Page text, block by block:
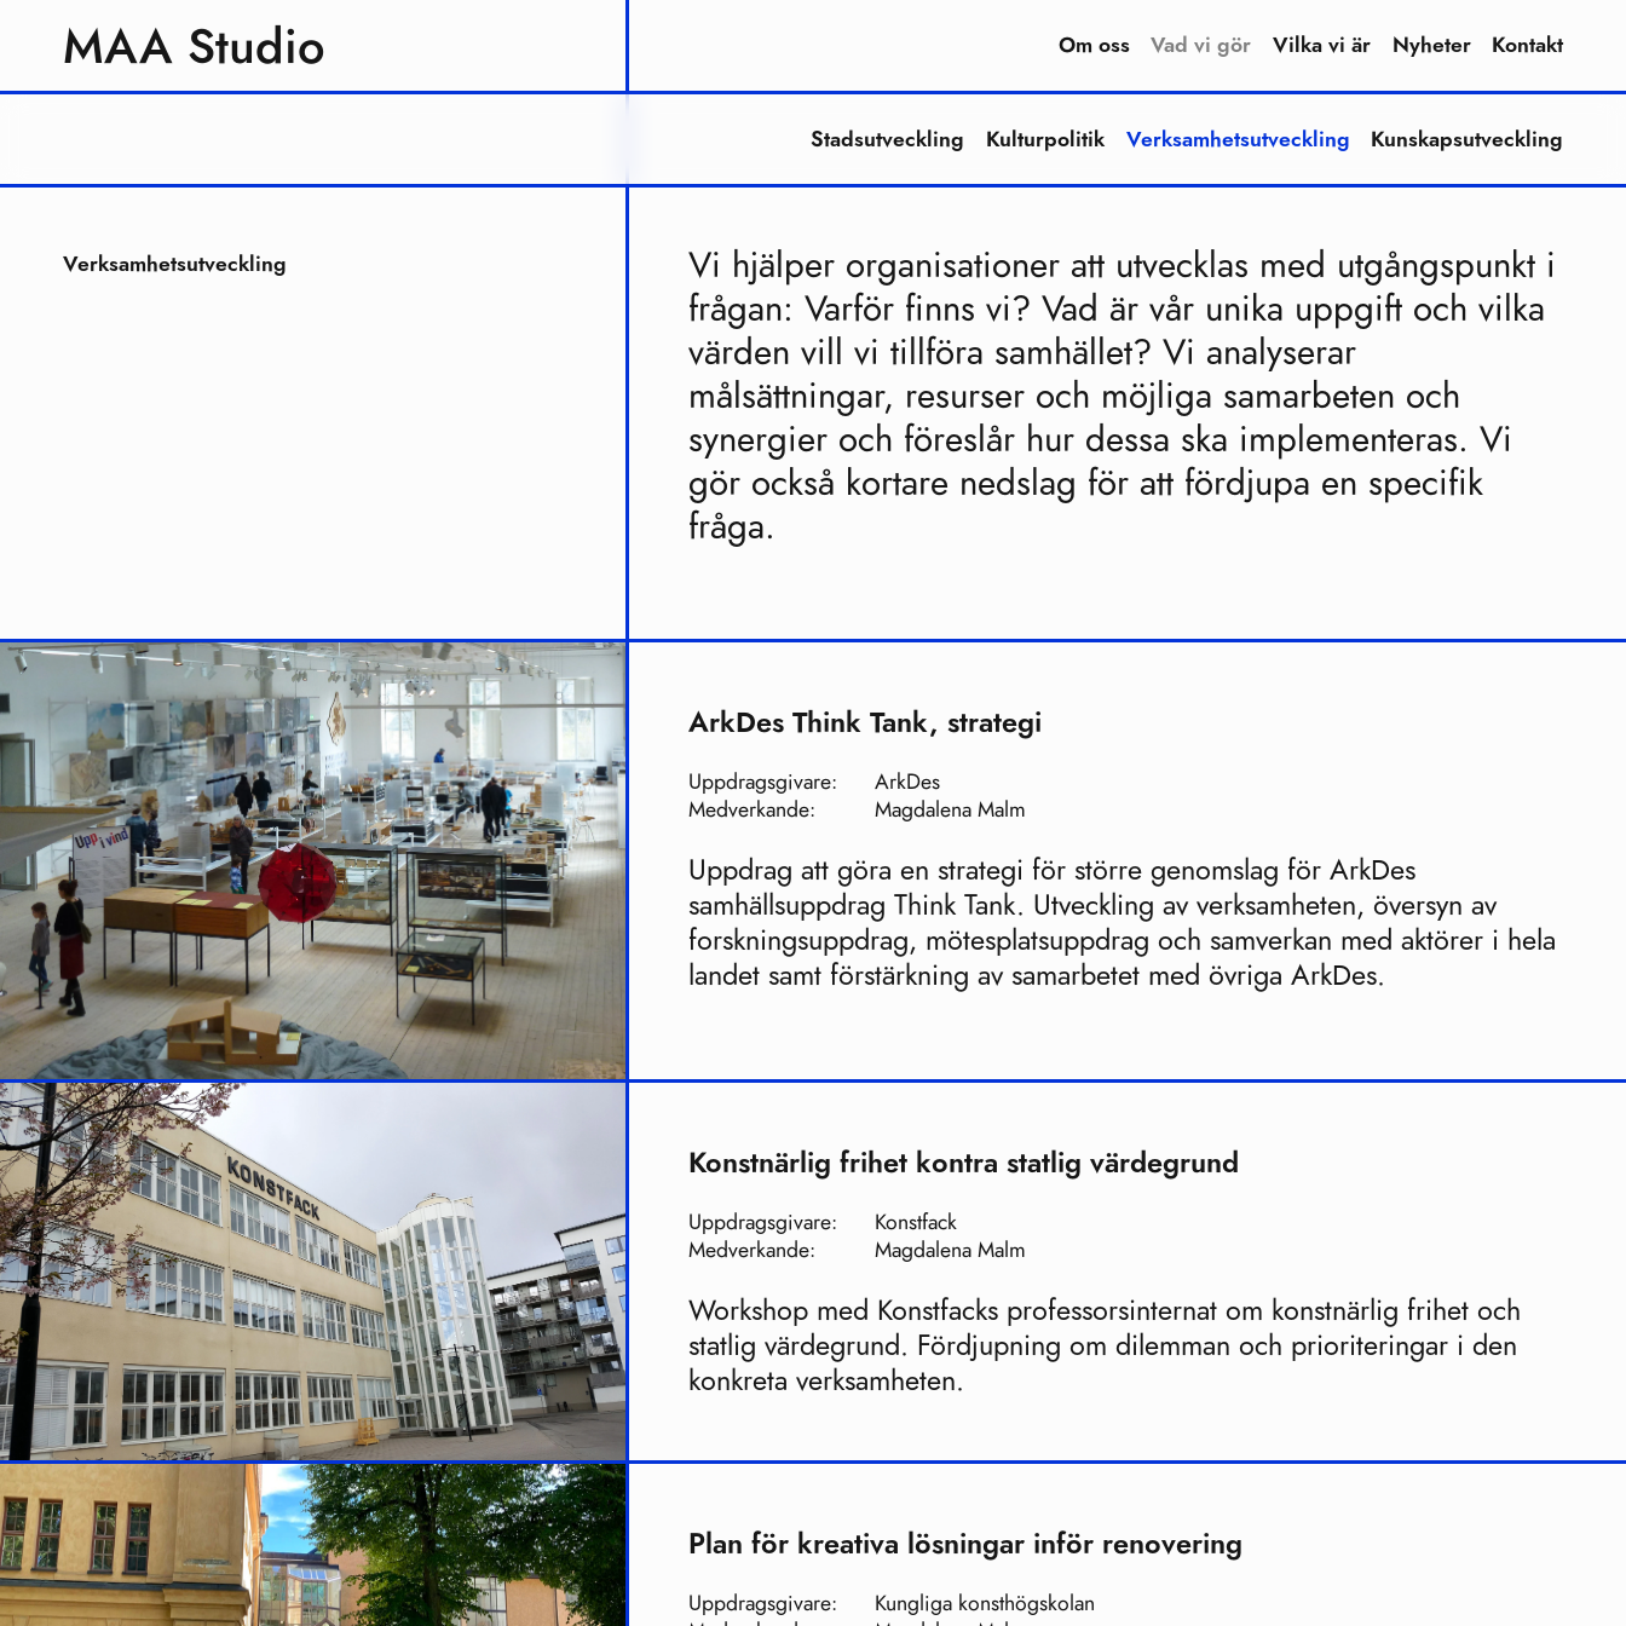
MAA Studio Om oss Vad vi gör Vilka vi är Nyheter Kontakt
Stadsutveckling Kulturpolitik Verksamhetsutveckling Kunskapsutveckling
Verksamhetsutveckling
Vi hjälper organisationer att utvecklas med utgångspunkt i
frågan: Varför finns vi? Vad är vår unika uppgift och vilka
värden vill vi tillföra samhället? Vi analyserar
målsättningar, resurser och möjliga samarbeten och
synergier och föreslår hur dessa ska implementeras. Vi
gör också kortare nedslag för att fördjupa en specifik
fråga.
ArkDes Think Tank, strategi
Uppdragsgivare:
ArkDes
Medverkande:
Magdalena Malm
Uppdrag att göra en strategi för större genomslag för ArkDes
samhällsuppdrag Think Tank. Utveckling av verksamheten, översyn av
forskningsuppdrag, mötesplatsuppdrag och samverkan med aktörer i hela
landet samt förstärkning av samarbetet med övriga ArkDes.
Konstnärlig frihet kontra statlig värdegrund
Uppdragsgivare:
Konstfack
Medverkande:
Magdalena Malm
Workshop med Konstfacks professorsinternat om konstnärlig frihet och
statlig värdegrund. Fördjupning om dilemman och prioriteringar i den
konkreta verksamheten.
Plan för kreativa lösningar inför renovering
Uppdragsgivare:
Kungliga konsthögskolan